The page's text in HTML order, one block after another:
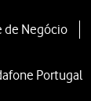
de Negócio
Portugal